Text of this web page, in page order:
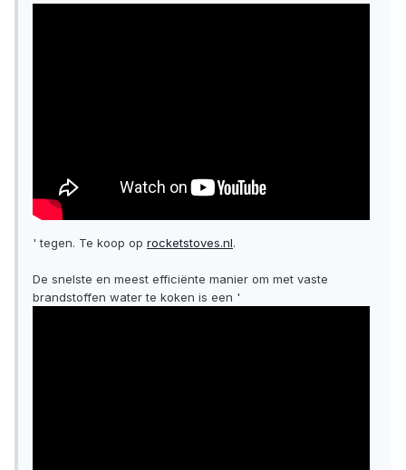
' tegen. Te koop op rocketstoves.nl.
De snelste en meest efficiënte manier om met vaste
brandstoffen water te koken is een '